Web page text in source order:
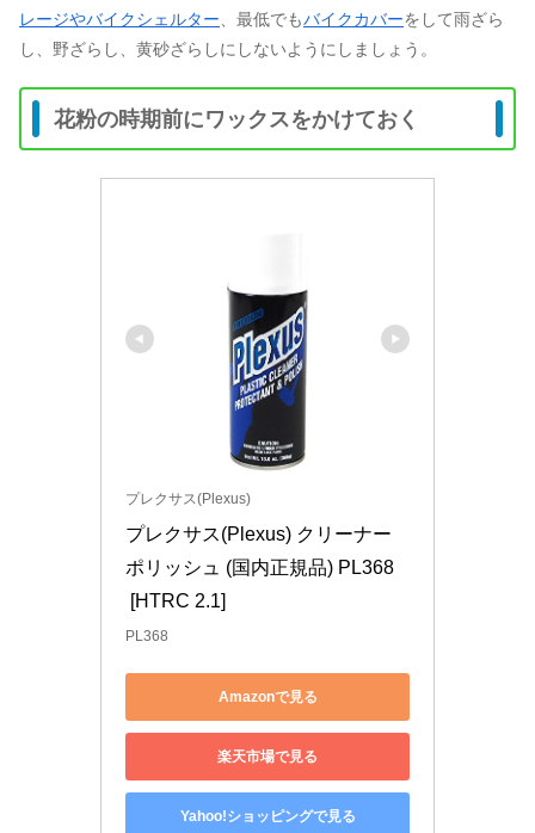
レージやバイクシェルター 、最低でもバイクカバーをして雨ざら
し、野ざらし、黄砂ざらしにしないようにしましょう。
花粉の時期前にワックスをかけておく
プレクサス(Plexus)
プレクサス(Plexus) クリーナー
ポリッシュ (国内正規品) PL368
[HTRC 2.1]
PL368
Amazonで見る
楽天市場で見る
Yahoo!ショッピングで見る